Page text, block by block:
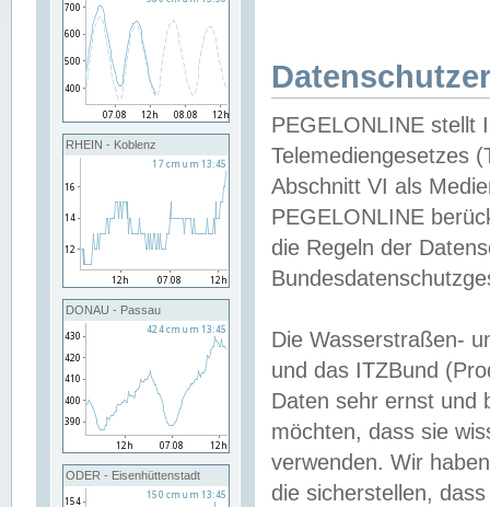
RHEIN - Koblenz
DONAU - Passau
ODER - Eisenhüttenstadt
PEGELONLINE stellt
Telemediengesetzes
Abschnitt VI als
PEGELONLINE
die Regeln der
Die Wasserstraßen-
und das ITZBund
Daten sehr ernst und
möchten, dass sie
verwenden. Wir
die sicherstellen,